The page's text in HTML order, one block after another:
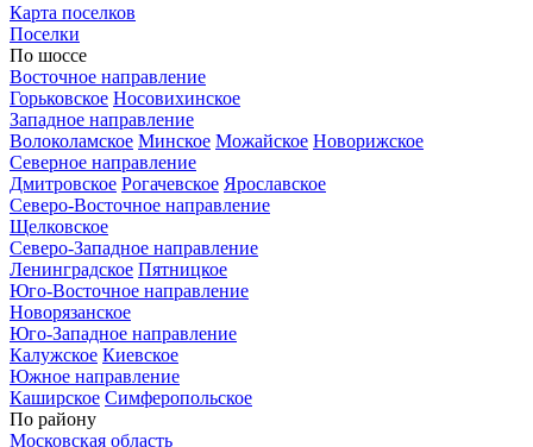
Карта поселков
Поселки
По шоссе
Восточное направление
Горьковское Носовихинское
Западное направление
Волоколамское Минское Можайское Новорижское
Северное направление
Дмитровское Рогачевское Ярославское
Северо-Восточное направление
Щелковское
Северо-Западное направление
Ленинградское Пятницкое
Юго-Восточное направление
Новорязанское
Юго-Западное направление
Калужское Киевское
Южное направление
Каширское Симферопольское
По району
Московская область